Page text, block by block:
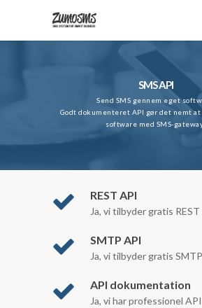
SMS API
Send SMS gennem eget
Godt dokumenteret API gør det nemt
software med SMS-
REST API
Ja, vi tilbyder gratis REST
SMTP API
Ja, vi tilbyder gratis
API dokumentation
Ja, vi har professionel API